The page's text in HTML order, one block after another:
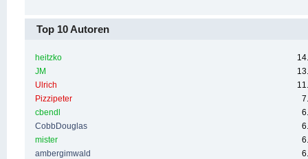
Top 10 Autoren
heitzko
JM
Ulrich
Pizzipeter
cbendl
CobbDouglas
mister
ambergimwald